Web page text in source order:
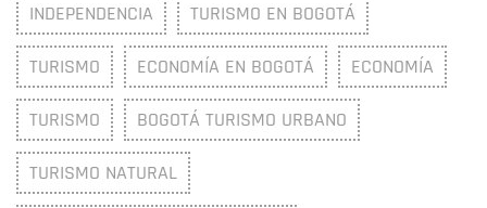
INDEPENDENCIA TURISMO EN BOGOTÁ
TURISMO ECONOMÍA EN BOGOTÁ ECONOMÍA
TURISMO BOGOTÁ TURISMO URBANO
TURISMO NATURAL